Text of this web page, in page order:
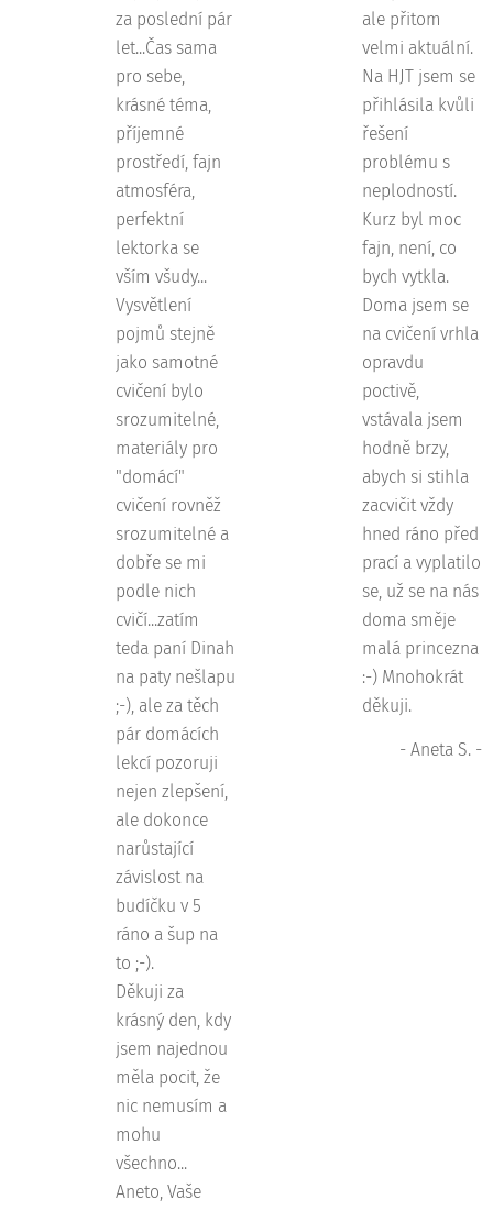
za poslední pár
let...Čas sama
pro sebe,
krásné téma,
příjemné
prostředí, fajn
atmosféra,
perfektní
lektorka se
vším všudy...
Vysvětlení
pojmů stejně
jako samotné
cvičení bylo
srozumitelné,
materiály pro
"domácí"
cvičení rovněž
srozumitelné a
dobře se mi
podle nich
cvičí...zatím
teda paní Dinah
na paty nešlapu
;-), ale za těch
pár domácích
lekcí pozoruji
nejen zlepšení,
ale dokonce
narůstající
závislost na
budíčku v 5
ráno a šup na
to ;-).
Děkuji za
krásný den, kdy
jsem najednou
měla pocit, že
nic nemusím a
mohu
všechno...
Aneto, Vaše
ale přitom
velmi aktuální.
Na HJT jsem se
přihlásila kvůli
řešení
problému s
neplodností.
Kurz byl moc
fajn, není, co
bych vytkla.
Doma jsem se
na cvičení vrhla
opravdu
poctivě,
vstávala jsem
hodně brzy,
abych si stihla
zacvičit vždy
hned ráno před
prací a vyplatilo
se, už se na nás
doma směje
malá princezna
:-) Mnohokrát
děkuji.
- Aneta S. -